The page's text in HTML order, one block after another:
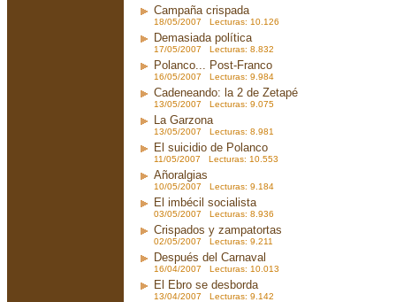
Campaña crispada
18/05/2007 Lecturas: 10.126
Demasiada política
17/05/2007 Lecturas: 8.832
Polanco... Post-Franco
16/05/2007 Lecturas: 9.984
Cadeneando: la 2 de Zetapé
13/05/2007 Lecturas: 9.075
La Garzona
13/05/2007 Lecturas: 8.981
El suicidio de Polanco
11/05/2007 Lecturas: 10.553
Añoralgias
10/05/2007 Lecturas: 9.184
El imbécil socialista
03/05/2007 Lecturas: 8.936
Crispados y zampatortas
02/05/2007 Lecturas: 9.211
Después del Carnaval
16/04/2007 Lecturas: 10.013
El Ebro se desborda
13/04/2007 Lecturas: 9.142